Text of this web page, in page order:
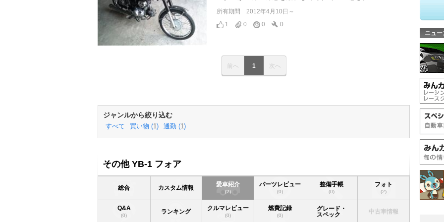
所有期間
2012年4月10日～
1
0 0 0
前へ 1 次へ
ジャンルから絞り込む
すべて 買い物 (1 ) 通勤 (1 )
その他 YB-1 フォア
総合 カスタム情報
愛車紹介
(2)
パーツレビュー
(0)
整備手帳
(0)
フォト
(2)
Q&A
(0) ランキング
クルマレビュー
(0)
燃費記録
(0)
グレード・
スペック
中古車情報
ニュー